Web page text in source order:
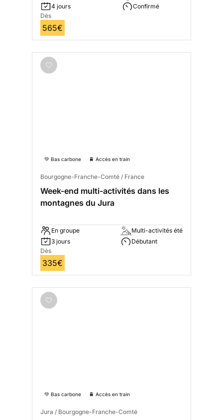
4 jours
Confirmé
Dès
565€
💚 Bas carbone 🚆 Accès en train
Bourgogne-Franche-Comté / France
Week-end multi-activités dans les
montagnes du Jura
En groupe
3 jours
Multi-activités été
Débutant
Dès
335€
💚 Bas carbone 🚆 Accès en train
Jura / Bourgogne-Franche-Comté